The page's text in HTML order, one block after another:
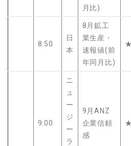
月比)
8:50
日
本
8月鉱工
業生産・
速報値(前
年同月比)
9:00
ニ
ュ
ー
ジ
ー
ラ
9月ANZ
企業信頼
感
★